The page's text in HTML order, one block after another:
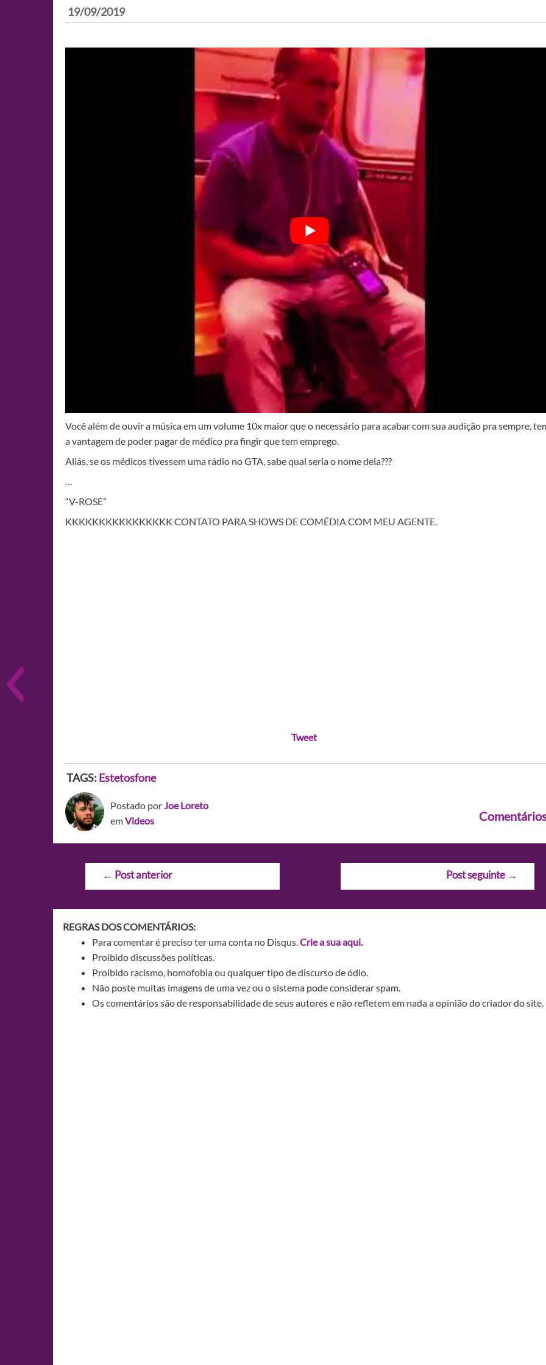
19/09/2019
Você além de ouvir a música em um volume 10x maior que o necessário para acabar com sua audição pra sempre,
a vantagem de poder pagar de médico pra fingir que tem emprego.
Aliás, se os médicos tivessem uma rádio no GTA, sabe qual seria o nome dela???
…
“V-ROSE”
KKKKKKKKKKKKKKKK CONTATO PARA SHOWS DE COMÉDIA COM MEU AGENTE.
Tweet
TAGS: Estetosfone
Postado porJoe Loreto
emVideos
Navegação
← Post anterior Post seguinte →
REGRAS DOS COMENTÁRIOS:
Para comentar é preciso ter uma conta no Disqus.Crie a sua aqui.
Proibido discussões políticas.
Proibido racismo, homofobia ou qualquer tipo de discurso de ódio.
Não poste muitas imagens de uma vez ou o sistema pode considerar spam.
Os comentários são de responsabilidade de seus autores e não refletem em nada a opinião do criador do site.